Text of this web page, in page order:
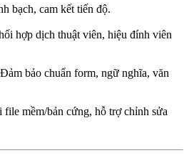
bạch, cam kết tiến độ.
hợp dịch thuật viên, hiệu đính viên
bảo chuẩn form, ngữ nghĩa, văn
file mềm/bản cứng, hỗ trợ chỉnh sửa